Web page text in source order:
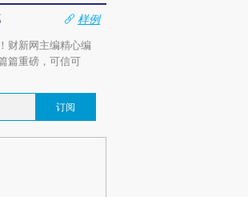
样例
财新网主编精心编
篇重磅，可信可
订阅